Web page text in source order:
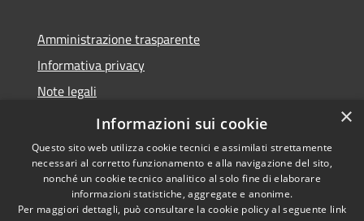
Amministrazione trasparente
Informativa privacy
Note legali
Dichiarazione di accessibilità
Copyright © 2026 • Comune di
×
Informazioni sui cookie
Questo sito web utilizza cookie tecnici e assimilati strettamente
necessari al corretto funzionamento e alla navigazione del sito,
nonché un cookie tecnico analitico al solo fine di elaborare
informazioni statistiche, aggregate e anonime.
Per maggiori dettagli, può consultare la cookie policy al seguente link